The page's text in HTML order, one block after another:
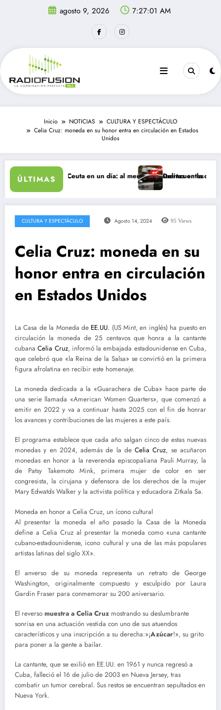
agosto 9, 2026 7:27:01 AM
Inicio NOTICIAS
CULTURA Y ESPECTÁCULO
Celia Cruz: moneda en su honor entra en circulación en Estados
Unidos
ÚLTIMAS
ingresan a Ceuta en un día: al menos 34 muertos en la crisis.
Delincuentes matan a
CULTURA Y ESPECTÁCULO Agosto 14, 2024 95 Views
Celia Cruz: moneda en su
honor entra en circulación
en Estados Unidos
La Casa de la Moneda de EE.UU. (US Mint, en inglés) ha puesto en
circulación la moneda de 25 centavos que honra a la cantante
cubanaCelia Cruz, informó la embajada estadounidense en Cuba,
que celebró que «la Reina de la Salsa» se convirtió en la primera
figura afrolatina en recibir este homenaje.
La moneda dedicada a la «Guarachera de Cuba» hace parte de
una serie llamada «American Women Quarters», que comenzó a
emitir en 2022 y va a continuar hasta 2025 con el fin de honrar
los avances y contribuciones de las mujeres a este país.
El programa establece que cada año salgan cinco de estas nuevas
monedas y en 2024, además de la deCelia Cruz, se acuñaron
monedas en honor a la reverenda episcopaliana Pauli Murray, la
de Patsy Takemoto Mink, primera mujer de color en ser
congresista, la cirujana y defensora de los derechos de la mujer
Mary Edwatds Walker y la activista política y educadora Zitkala Sa.
Moneda en honor a Celia Cruz, un ícono cultural
Al presentar la moneda el año pasado la Casa de la Moneda
define a Celia Cruz al presentar la moneda como «una cantante
cubano-estadounidense, icono cultural y una de las más populares
artistas latinas del siglo XX».
El anverso de su moneda representa un retrato de George
Washington, originalmente compuesto y esculpido por Laura
Gardin Fraser para conmemorar su 200 aniversario.
El reverso muestra a Celia Cruz mostrando su deslumbrante
sonrisa en una actuación vestida con uno de sus atuendos
característicos y una inscripción a su derecha:»¡Azúcar!», su grito
para poner a la gente a bailar.
La cantante, que se exilió en EE.UU. en 1961 y nunca regresó a
Cuba, falleció el 16 de julio de 2003 en Nueva Jersey, tras
combatir un tumor cerebral. Sus restos se encuentran sepultados en
Nueva York.